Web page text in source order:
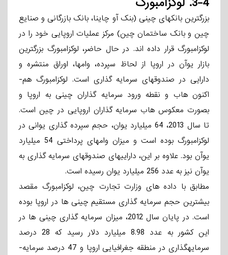
بزرگترین بانکهای چینی (بنک آو چاینا، بانک بازرگانی و صنایع
چین و بانک ساختمان چین) مرکز عملیات اروپایی خود را در
لوکزامبورگ قرار داده­ اند. در حال حاضر، لوکزامبورگ بزرگترین
بازار یوآن در اروپا از لحاظ سپرده، وامها، اوراق منتشره و
دارایی در صندوقهای سرمایه­ گذاری است. لوکزامبورگ هم­
اکنون هاب و نقطه ورود سرمایه­ گذاران چینی به اروپا و
بصورت معکوس هاب سرمایه ­گذاران اروپایی در چین است.
تا سال 2013، 64 میلیارد یوان، حجم سپرده­ گذاری یوانی در
لوکزامبورگ بوده است و میزان وامهای پرداختی 54 میلیارد
یوآن بود. علاوه بر این، داراییهای صندوقهای سرمایه­ گذاری به
یوآن نیز به عدد 256 میلیارد یوان رسیده است.
مطابق با داده­ های وزارت تجارت چین، لوکزامبورگ مقصد
بیشترین حجم سرمایه­ گذاری مستقیم چینی ها در اروپا بوده
است. در پایان سال 2012، میزان سرمایه­ گذاری چینی ها در
این کشور به عدد 8.98 میلیارد دلار رسید که 28 درصد
سرمایه­گذاری در منطقه جغرافیایی اروپا و 47 درصد سرمایه­